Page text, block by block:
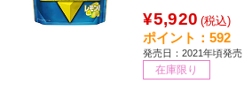
¥5,920 (税込)
ポイント：592
発売日：2021年頃発売
在庫限り